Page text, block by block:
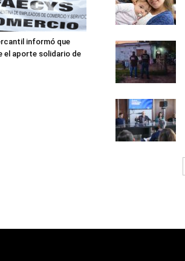
informó que
el aporte solidario de